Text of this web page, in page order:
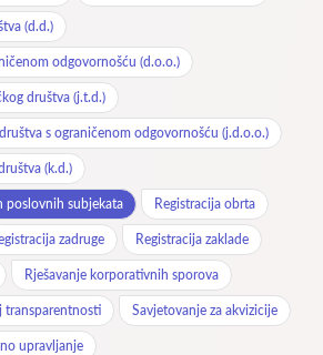
(d.d.)
odgovornošću (d.o.o.)
društva (j.t.d.)
s ograničenom odgovornošću (j.d.o.o.)
(k.d.)
poslovnih subjekata Registracija obrta
zadruge Registracija zaklade
Rješavanje korporativnih sporova
transparentnosti Savjetovanje za akvizicije
upravljanje